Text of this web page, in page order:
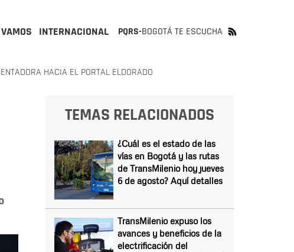
INTERNACIONAL PQRS-BOGOTÁ TE ESCUCHA
HACIA EL PORTAL ELDORADO
TEMAS RELACIONADOS
¿Cuál es el estado de las
vías en Bogotá y las rutas
de TransMilenio hoy jueves
6 de agosto? Aquí detalles
TransMilenio expuso los
avances y beneficios de la
electrificación del